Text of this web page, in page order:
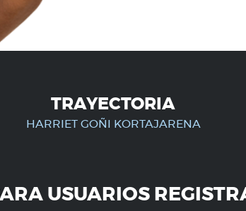
TRAYECTORIA
HARRIET GOÑI KORTAJARENA
USUARIOS